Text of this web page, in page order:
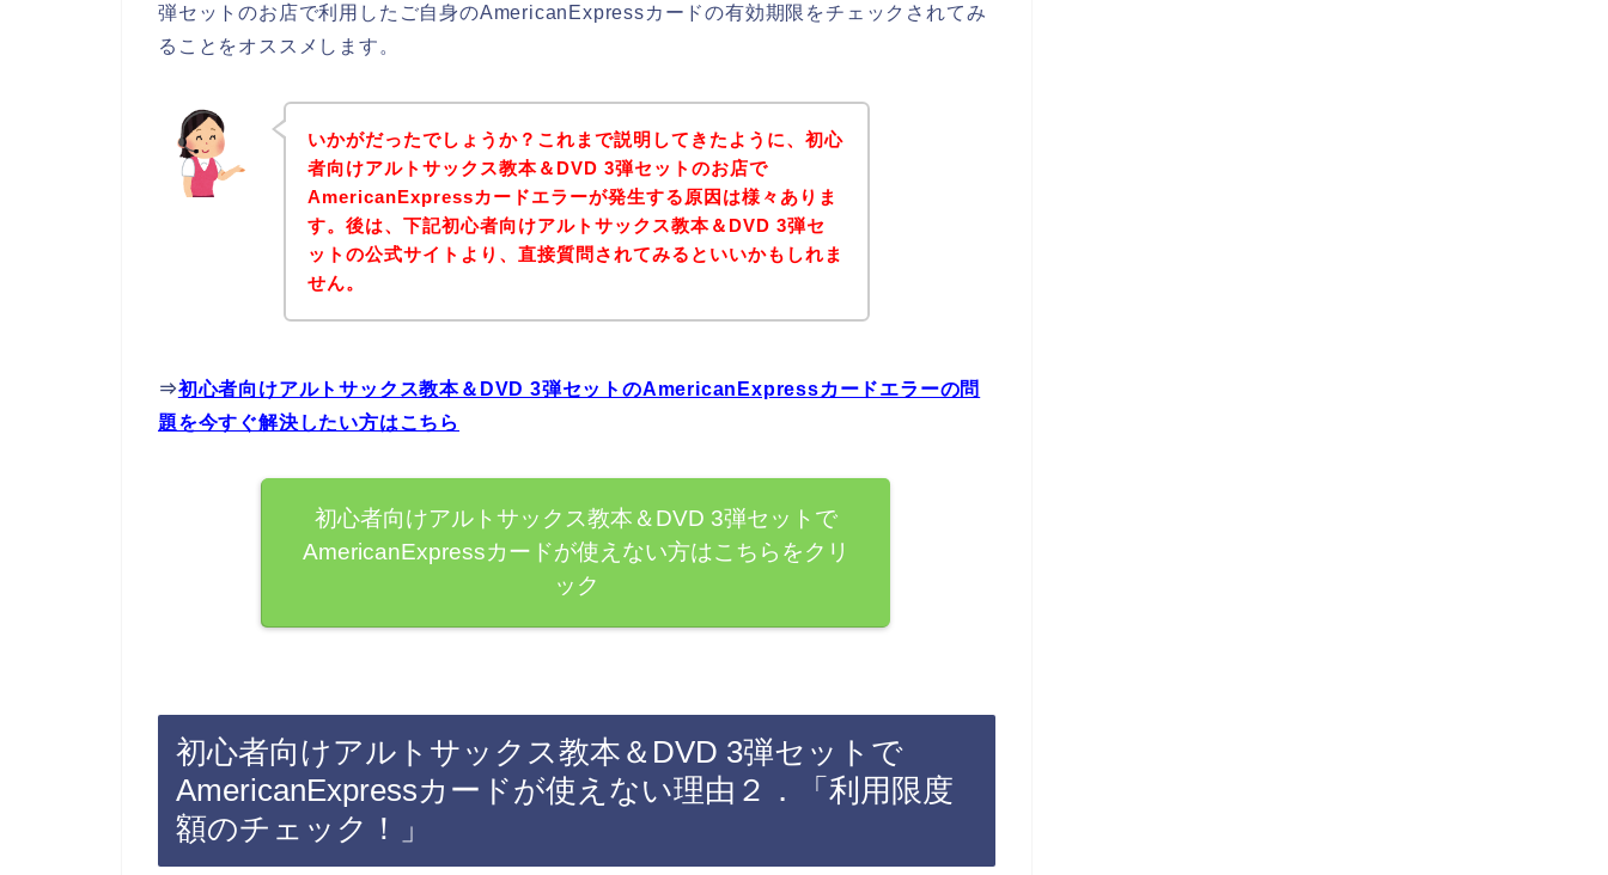
弾セットのお店で利用したご自身のAmericanExpressカードの有効期限をチェックされてみ
ることをオススメします。
いかがだったでしょうか？これまで説明してきたように、初心
者向けアルトサックス教本＆DVD 3弾セットのお店で
AmericanExpressカードエラーが発生する原因は様々ありま
す。後は、下記初心者向けアルトサックス教本＆DVD 3弾セ
ットの公式サイトより、直接質問されてみるといいかもしれま
せん。
⇒初心者向けアルトサックス教本＆DVD 3弾セットのAmericanExpressカードエラーの問
題を今すぐ解決したい方はこちら
初心者向けアルトサックス教本＆DVD 3弾セットで
AmericanExpressカードが使えない方はこちらをクリ
ック
初心者向けアルトサックス教本＆DVD 3弾セットで
AmericanExpressカードが使えない理由２．「利用限度
額のチェック！」